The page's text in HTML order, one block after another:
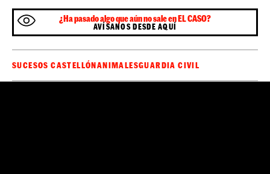
¿Ha pasado algo que aún no sale en EL CASO?
AVÍSANOS DESDE AQUÍ
SUCESOS CASTELLÓNANIMALESGUARDIA CIVIL